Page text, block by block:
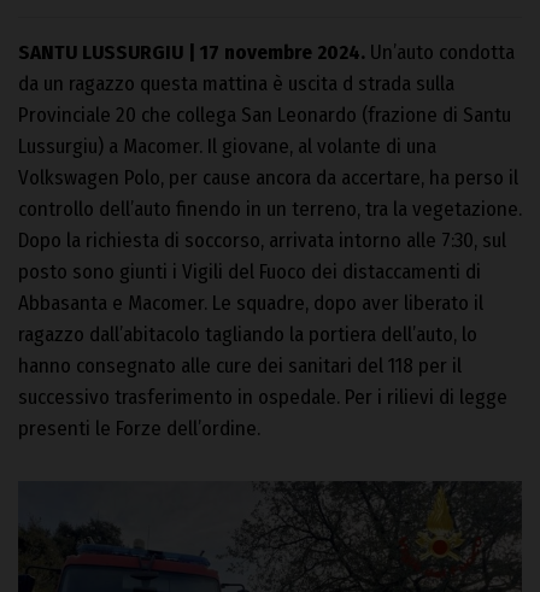
SANTU LUSSURGIU | 17 novembre 2024. Un’auto condotta
da un ragazzo questa mattina è uscita d strada sulla
Provinciale 20 che collega San Leonardo (frazione di Santu
Lussurgiu) a Macomer. Il giovane, al volante di una
Volkswagen Polo, per cause ancora da accertare, ha perso il
controllo dell’auto finendo in un terreno, tra la vegetazione.
Dopo la richiesta di soccorso, arrivata intorno alle 7:30, sul
posto sono giunti i Vigili del Fuoco dei distaccamenti di
Abbasanta e Macomer. Le squadre, dopo aver liberato il
ragazzo dall’abitacolo tagliando la portiera dell’auto, lo
hanno consegnato alle cure dei sanitari del 118 per il
successivo trasferimento in ospedale. Per i rilievi di legge
presenti le Forze dell’ordine.